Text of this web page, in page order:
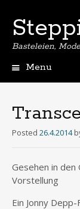
Basteleien,
Menu
Posted 26.4.2014
Gesehen in den
Vorstellung
Ein Jonny